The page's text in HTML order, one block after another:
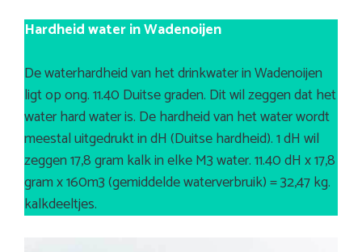
Hardheid water in Wadenoijen
De waterhardheid van het drinkwater in Wadenoijen
ligt op ong. 11.40 Duitse graden. Dit wil zeggen dat het
water hard water is. De hardheid van het water wordt
meestal uitgedrukt in dH (Duitse hardheid). 1 dH wil
zeggen 17,8 gram kalk in elke M3 water. 11.40 dH x 17,8
gram x 160m3 (gemiddelde waterverbruik) = 32,47 kg.
kalkdeeltjes.